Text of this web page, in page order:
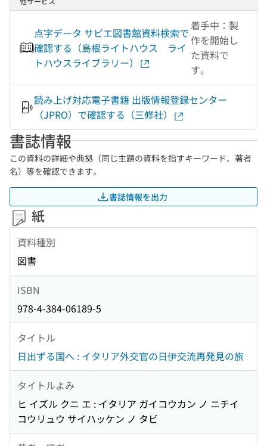
点字データ サピエ図書館資料検索で
確認する（島根ライトハウス ライ
トハウスライブラリー）
着手中：製
作を開始し
た資料で
す。
読み上げ対応電子書籍 出版情報登録センター
（JPRO）で確認する（三修社）
書誌情報
この資料の詳細や典拠（同じ主題の資料を指すキーワード、著者
名）等を確認できます。
書誌情報を出力
紙
資料種別
図書
ISBN
978-4-384-06189-5
タイトル
日出ずる国へ : イタリア外交官の日伊交流再発見の旅
タイトルよみ
ヒ イズル クニ エ : イタリア ガイコウカン ノ ニチイ
コウリュウ サイハッケン ノ タビ